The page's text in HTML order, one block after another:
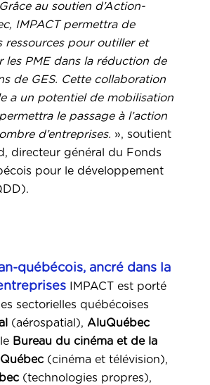
au soutien d’Action-
IMPACT permettra de
ressources pour outiller et
les PME dans la réduction de
de GES. Cette collaboration
a un potentiel de mobilisation
le passage à l’action
d’entreprises. », soutient
directeur général du Fonds
pour le développement
québécois, ancré dans la
IMPACT est porté
sectorielles québécoises
(aérospatial), AluQuébec
Bureau du cinéma et de la
(cinéma et télévision),
(technologies propres),